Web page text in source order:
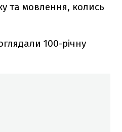
та мовлення, колись
100-річну